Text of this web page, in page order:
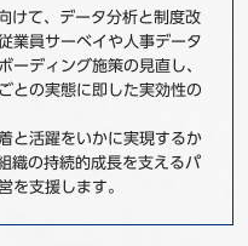
けて、データ分析と制度改
業員サーベイや人事データ
ーディング施策の見直し、
との実態に即した実効性の
と活躍をいかに実現するか
織の持続的成長を支えるパ
を支援します。